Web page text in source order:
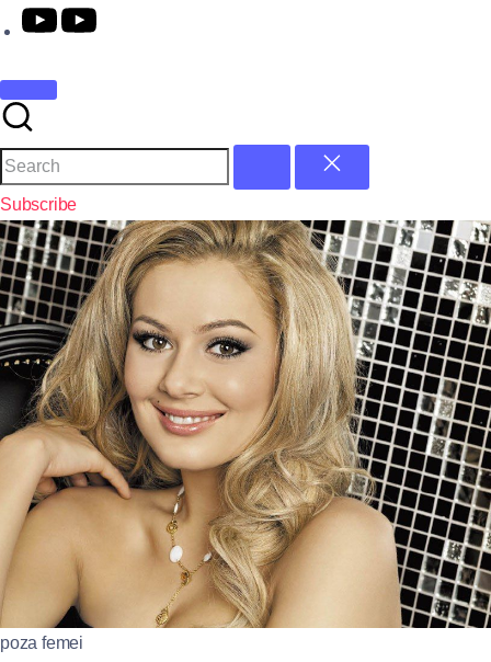
Subscribe
poza femei